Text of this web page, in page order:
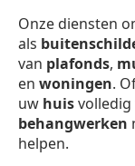
Onze diensten
als
van plafonds,
en woningen.
uw huis
behangwerken
helpen.